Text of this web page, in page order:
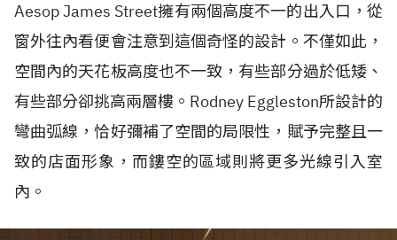
Aesop James Street擁有兩個高度不一的出入口，從
窗外往內看便會注意到這個奇怪的設計。不僅如此，
空間內的天花板高度也不一致，有些部分過於低矮、
有些部分卻挑高兩層樓。Rodney Eggleston所設計的
彎曲弧線，恰好彌補了空間的局限性，賦予完整且一
致的店面形象，而鏤空的區域則將更多光線引入室
內。